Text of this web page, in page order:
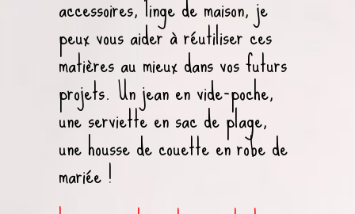
peux vous aider à réutiliser ces
matières au mieux dans vos futurs
projets. Un jean en vide-poche,
une serviette en sac de plage,
une housse de couette en robe de
mariée !